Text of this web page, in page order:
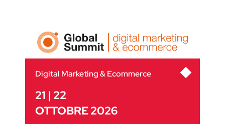
Digital Marketing & Ecommerce
21 | 22
OTTOBRE 2026